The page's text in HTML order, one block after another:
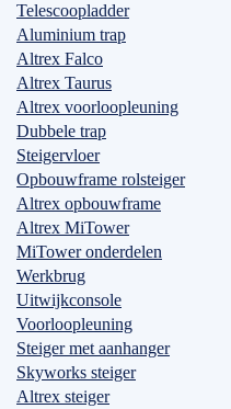
Telescoopladder
Aluminium trap
Altrex Falco
Altrex Taurus
Altrex voorloopleuning
Dubbele trap
Steigervloer
Opbouwframe rolsteiger
Altrex opbouwframe
Altrex MiTower
MiTower onderdelen
Werkbrug
Uitwijkconsole
Voorloopleuning
Steiger met aanhanger
Skyworks steiger
Altrex steiger